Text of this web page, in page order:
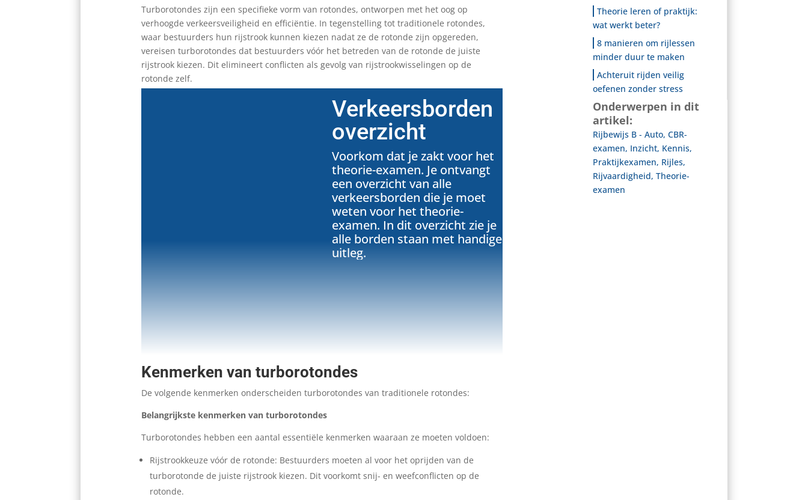
Turborotondes zijn een specifieke vorm van rotondes, ontworpen met het oog op
verhoogde verkeersveiligheid en efficiëntie. In tegenstelling tot traditionele rotondes,
waar bestuurders hun rijstrook kunnen kiezen nadat ze de rotonde zijn opgereden,
vereisen turborotondes dat bestuurders vóór het betreden van de rotonde de juiste
rijstrook kiezen. Dit elimineert conflicten als gevolg van rijstrookwisselingen op de
rotonde zelf.
Verkeersborden
overzicht
Voorkom dat je zakt voor het
theorie-examen. Je ontvangt
een overzicht van alle
verkeersborden die je moet
weten voor het theorie-
examen. In dit overzicht zie je
alle borden staan met handige
uitleg.
Kenmerken van turborotondes
De volgende kenmerken onderscheiden turborotondes van traditionele rotondes:
Belangrijkste kenmerken van turborotondes
Turborotondes hebben een aantal essentiële kenmerken waaraan ze moeten voldoen:
Rijstrookkeuze vóór de rotonde: Bestuurders moeten al voor het oprijden van de
turborotonde de juiste rijstrook kiezen. Dit voorkomt snij- en weefconflicten op de
rotonde.
Theorie leren of praktijk:
wat werkt beter?
8 manieren om rijlessen
minder duur te maken
Achteruit rijden veilig
oefenen zonder stress
Onderwerpen in dit
artikel:
Rijbewijs B - Auto, CBR-
examen, Inzicht, Kennis,
Praktijkexamen, Rijles,
Rijvaardigheid, Theorie-
examen